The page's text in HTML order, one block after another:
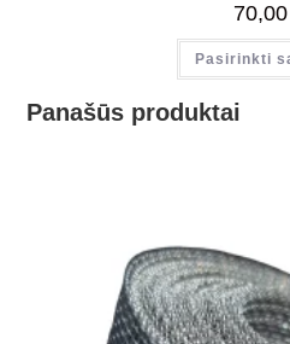
70,00
Pasirinkti
Panašūs produktai